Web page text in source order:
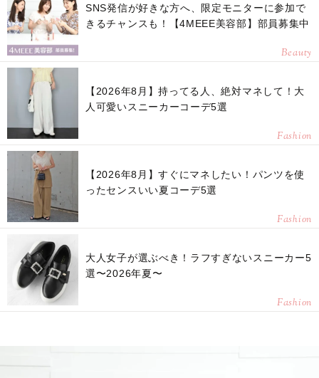
SNS発信が好きな方へ、限定モニターに参加で
きるチャンスも！【4MEEE美容部】部員募集中
Beauty
【2026年8月】持ってる人、絶対マネして！大
人可愛いスニーカーコーデ5選
Fashion
【2026年8月】すぐにマネしたい！パンツを使
ったセンスいい夏コーデ5選
Fashion
大人女子が選ぶべき！ラフすぎないスニーカー5
選〜2026年夏〜
Fashion